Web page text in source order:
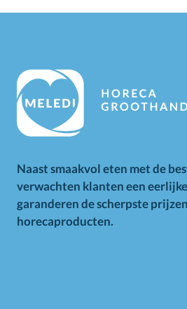
Naast smaakvol eten met de
verwachten klanten een
garanderen de scherpste
horecaproducten.